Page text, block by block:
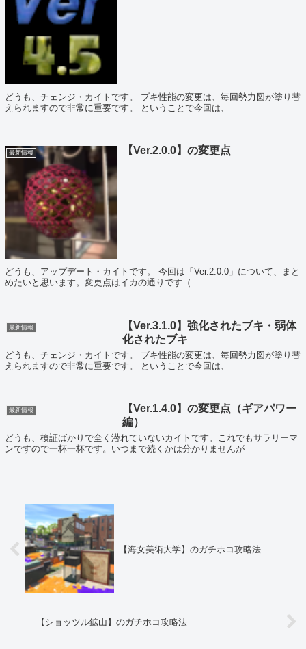
どうも、チェンジ・カイトです。 ブキ性能の変更は、毎回勢力図が塗り替
えられますので非常に重要です。 ということで今回は、
最新情報 【Ver.2.0.0】の変更点
どうも、アップデート・カイトです。 今回は「Ver.2.0.0」について、まと
めたいと思います。変更点はイカの通りです（
最新情報
【Ver.3.1.0】強化されたブキ・弱体
化されたブキ
どうも、チェンジ・カイトです。 ブキ性能の変更は、毎回勢力図が塗り替
えられますので非常に重要です。 ということで今回は、
最新情報
【Ver.1.4.0】の変更点（ギアパワー
編）
どうも、検証ばかりで全く潜れていないカイトです。これでもサラリーマ
ンですので一杯一杯です。いつまで続くかは分かりませんが
【海女美術大学】のガチホコ攻略法
【ショッツル鉱山】のガチホコ攻略法